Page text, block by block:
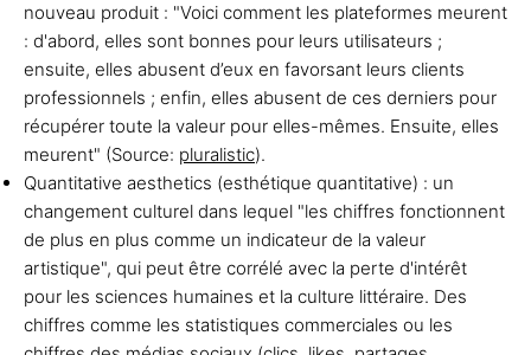
nouveau produit : "Voici comment les plateformes meurent
: d'abord, elles sont bonnes pour leurs utilisateurs ;
ensuite, elles abusent d’eux en favorsant leurs clients
professionnels ; enfin, elles abusent de ces derniers pour
récupérer toute la valeur pour elles-mêmes. Ensuite, elles
meurent" (Source: pluralistic).
Quantitative aesthetics (esthétique quantitative) : un
changement culturel dans lequel "les chiffres fonctionnent
de plus en plus comme un indicateur de la valeur
artistique", qui peut être corrélé avec la perte d'intérêt
pour les sciences humaines et la culture littéraire. Des
chiffres comme les statistiques commerciales ou les